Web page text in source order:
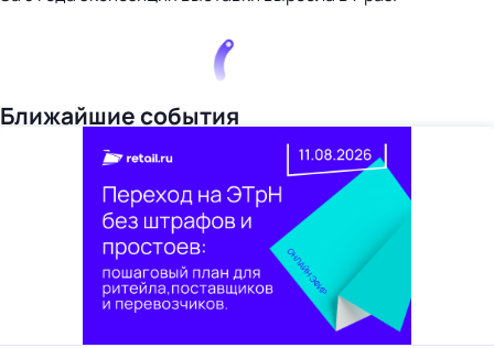
Ближайшие события